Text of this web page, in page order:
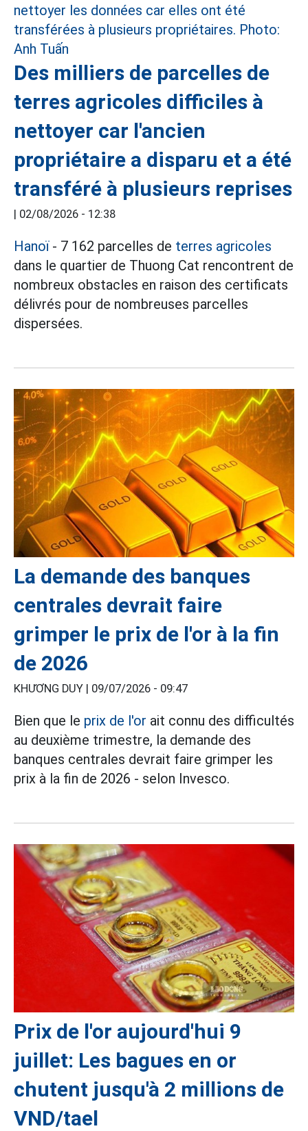
Des milliers de parcelles de
terres agricoles difficiles à
nettoyer car l'ancien
propriétaire a disparu et a été
transféré à plusieurs reprises
02/08/2026 - 12:38
Hanoï- 7 162 parcelles de terres agricoles
dans le quartier de Thuong Cat rencontrent de
nombreux obstacles en raison des certificats
délivrés pour de nombreuses parcelles
dispersées.
La demande des banques
centrales devrait faire
grimper le prix de l'or à la fin
de 2026
KHƯƠNG DUY | 09/07/2026 - 09:47
Bien que le prix de l'or ait connu des difficultés
au deuxième trimestre, la demande des
banques centrales devrait faire grimper les
prix à la fin de 2026 - selon Invesco.
Prix de l'or aujourd'hui 9
juillet: Les bagues en or
chutent jusqu'à 2 millions de
VND/tael